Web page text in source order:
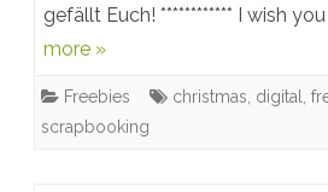
gefällt Euch! ************ I wish
more »
Freebies christmas, digital,
scrapbooking